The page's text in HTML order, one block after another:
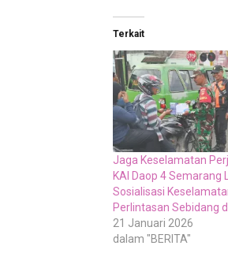
Terkait
Jaga Keselamatan
KAI Daop 4 Semarang
Sosialisasi
Perlintasan Sebidang
21 Januari 2026
dalam "BERITA"